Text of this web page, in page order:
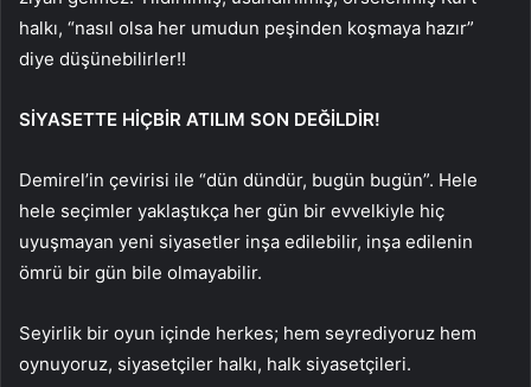
halkı, “nasıl olsa her umudun peşinden koşmaya hazır”
diye düşünebilirler!!
SİYASETTE HİÇBİR ATILIM SON DEĞİLDİR!
Demirel’in çevirisi ile “dün dündür, bugün bugün”. Hele
hele seçimler yaklaştıkça her gün bir evvelkiyle hiç
uyuşmayan yeni siyasetler inşa edilebilir, inşa edilenin
ömrü bir gün bile olmayabilir.
Seyirlik bir oyun içinde herkes; hem seyrediyoruz hem
oynuyoruz, siyasetçiler halkı, halk siyasetçileri.